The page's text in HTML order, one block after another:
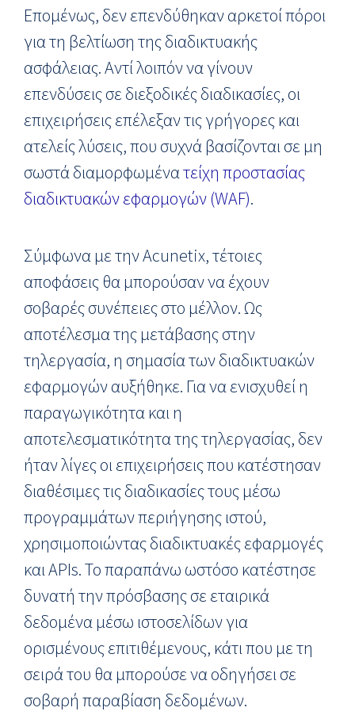
Επομένως, δεν επενδύθηκαν αρκετοί πόροι
για τη βελτίωση της διαδικτυακής
ασφάλειας. Αντί λοιπόν να γίνουν
επενδύσεις σε διεξοδικές διαδικασίες, οι
επιχειρήσεις επέλεξαν τις γρήγορες και
ατελείς λύσεις, που συχνά βασίζονται σε μη
σωστά διαμορφωμένατείχη προστασίας
διαδικτυακών εφαρμογών (WAF).
Σύμφωνα με την Acunetix, τέτοιες
αποφάσεις θα μπορούσαν να έχουν
σοβαρές συνέπειες στο μέλλον. Ως
αποτέλεσμα της μετάβασης στην
τηλεργασία, η σημασία των διαδικτυακών
εφαρμογών αυξήθηκε. Για να ενισχυθεί η
παραγωγικότητα και η
αποτελεσματικότητα της τηλεργασίας, δεν
ήταν λίγες οι επιχειρήσεις που κατέστησαν
διαθέσιμες τις διαδικασίες τους μέσω
προγραμμάτων περιήγησης ιστού,
χρησιμοποιώντας διαδικτυακές εφαρμογές
και APIs. Το παραπάνω ωστόσο κατέστησε
δυνατή την πρόσβασης σε εταιρικά
δεδομένα μέσω ιστοσελίδων για
ορισμένους επιτιθέμενους, κάτι που με τη
σειρά του θα μπορούσε να οδηγήσει σε
σοβαρή παραβίαση δεδομένων.